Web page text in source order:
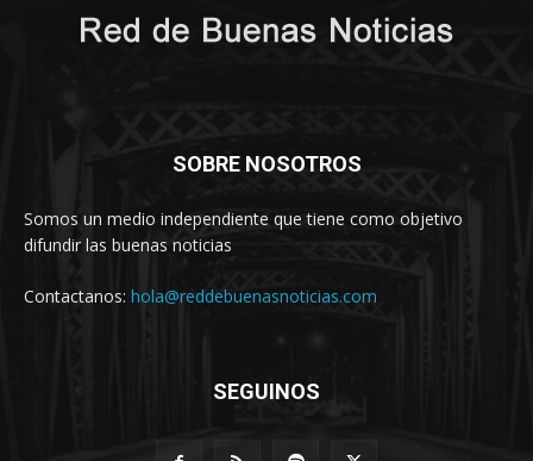
SOBRE NOSOTROS
Somos un medio independiente que tiene como objetivo
difundir las buenas noticias
Contactanos: hola@reddebuenasnoticias.com
SEGUINOS